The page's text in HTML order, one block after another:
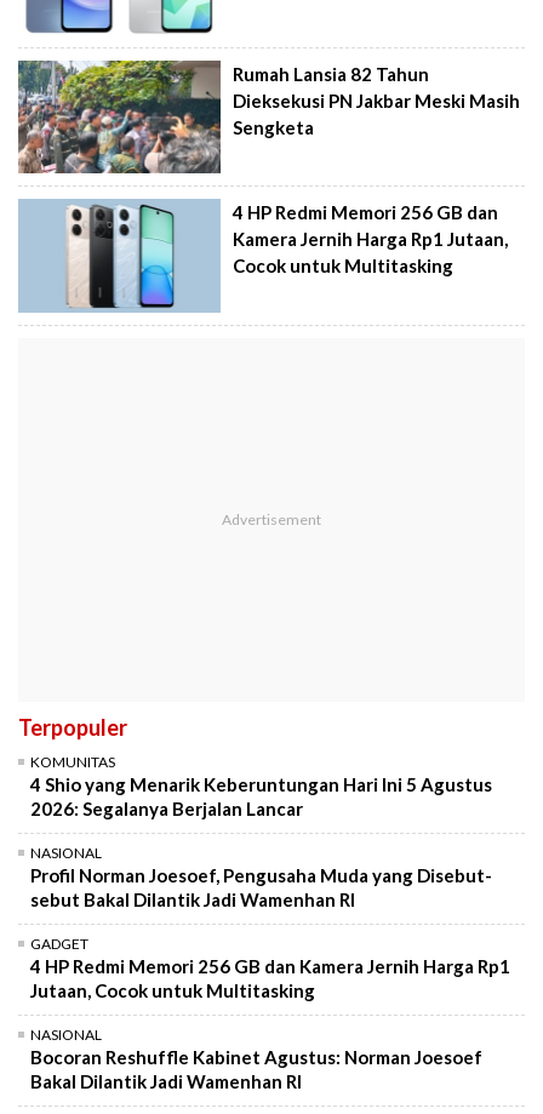
Rumah Lansia 82 Tahun
Dieksekusi PN Jakbar Meski Masih
Sengketa
4 HP Redmi Memori 256 GB dan
Kamera Jernih Harga Rp1 Jutaan,
Cocok untuk Multitasking
Terpopuler
KOMUNITAS
4 Shio yang Menarik Keberuntungan Hari Ini 5 Agustus
2026: Segalanya Berjalan Lancar
NASIONAL
Profil Norman Joesoef, Pengusaha Muda yang Disebut-
sebut Bakal Dilantik Jadi Wamenhan RI
GADGET
4 HP Redmi Memori 256 GB dan Kamera Jernih Harga Rp1
Jutaan, Cocok untuk Multitasking
NASIONAL
Bocoran Reshuffle Kabinet Agustus: Norman Joesoef
Bakal Dilantik Jadi Wamenhan RI